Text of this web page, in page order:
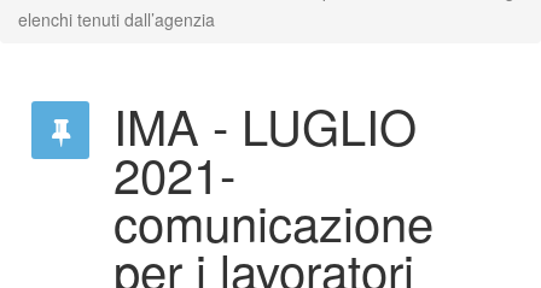
elenchi tenuti dall’agenzia
IMA - LUGLIO
2021-
comunicazione
per i lavoratori